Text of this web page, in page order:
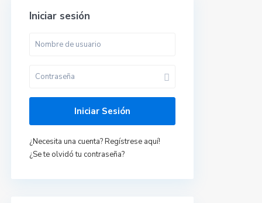
Iniciar sesión
Iniciar Sesión
¿Necesita una cuenta? Regístrese aquí!
¿Se te olvidó tu contraseña?
Últimas propiedades
Ático Al Andalus en
Vera, Almería.
620278940 Ana